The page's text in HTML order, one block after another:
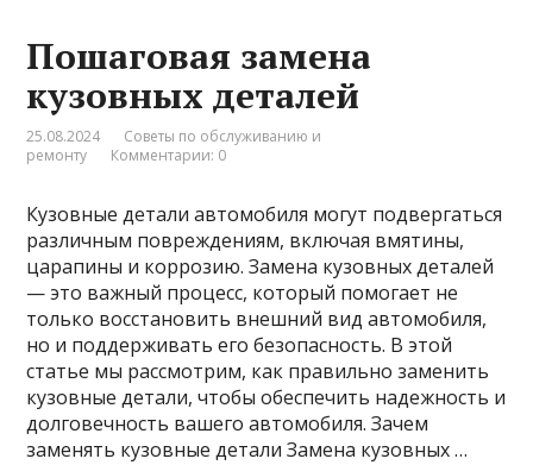
Пошаговая замена
кузовных деталей
25.08.2024
Советы по обслуживанию и
ремонту
Комментарии: 0
Кузовные детали автомобиля могут подвергаться
различным повреждениям, включая вмятины,
царапины и коррозию. Замена кузовных деталей
— это важный процесс, который помогает не
только восстановить внешний вид автомобиля,
но и поддерживать его безопасность. В этой
статье мы рассмотрим, как правильно заменить
кузовные детали, чтобы обеспечить надежность и
долговечность вашего автомобиля. Зачем
заменять кузовные детали Замена кузовных …